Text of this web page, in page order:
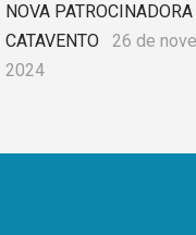
NOVA
CATAVENTO
26 de
2024